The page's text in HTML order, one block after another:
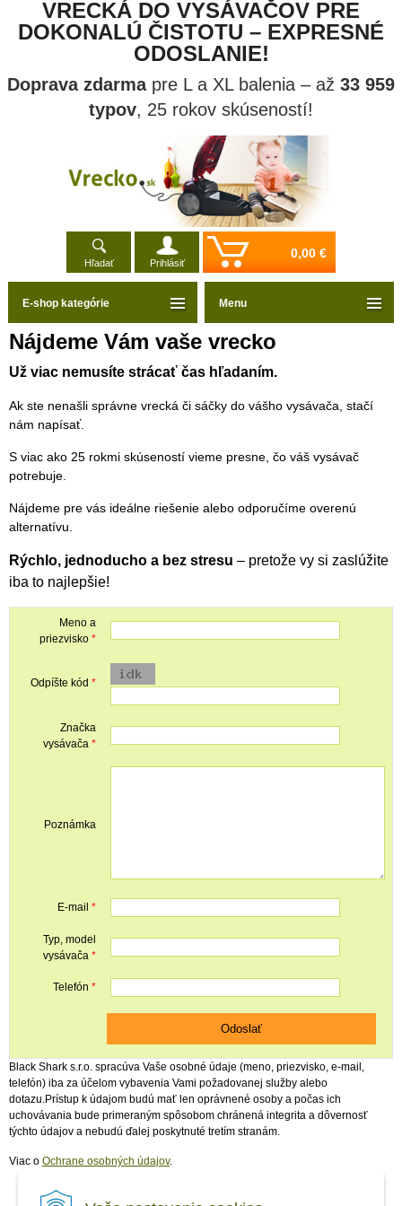
VRECKÁ DO VYSÁVAČOV PRE
DOKONALÚ ČISTOTU – EXPRESNÉ
ODOSLANIE!
Doprava zdarmapre L a XL balenia – až 33 959
typov, 25 rokov skúseností!
Hľadať Prihlásiť
0,00 €
Nájdeme Vám vaše vrecko
Už viac nemusíte strácať čas hľadaním.
Ak ste nenašli správne vrecká či sáčky do vášho vysávača, stačí
nám napísať.
S viac ako 25 rokmi skúseností vieme presne, čo váš vysávač
potrebuje.
Nájdeme pre vás ideálne riešenie alebo odporučíme overenú
alternatívu.
Rýchlo, jednoducho a bez stresu – pretože vy si zaslúžite
iba to najlepšie!
Meno a
priezvisko *
Odpíšte kód *
Značka
vysávača *
Poznámka
E-mail *
Typ, model
vysávača *
Telefón *
Black Shark s.r.o. spracúva Vaše osobné údaje (meno, priezvisko, e-mail,
telefón) iba za účelom vybavenia Vami požadovanej služby alebo
dotazu.Prístup k údajom budú mať len oprávnené osoby a počas ich
uchovávania bude primeraným spôsobom chránená integrita a dôvernosť
týchto údajov a nebudú ďalej poskytnuté tretím stranám.
Viac o Ochrane osobných údajov.
E-shop kategórie Menu